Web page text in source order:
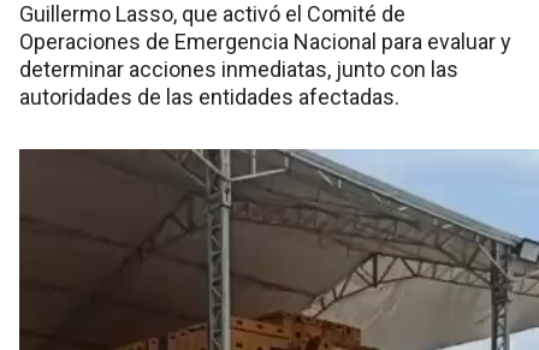
Guillermo Lasso, que activó el Comité de
Operaciones de Emergencia Nacional para evaluar y
determinar acciones inmediatas, junto con las
autoridades de las entidades afectadas.